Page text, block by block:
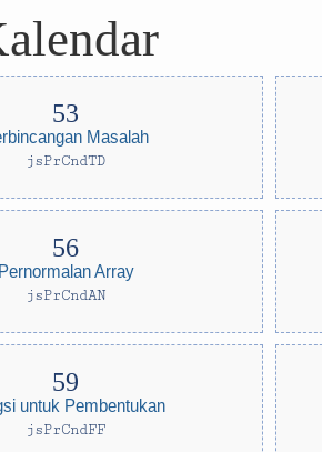
Masalah
jsPrCndTD
Pernormalan Array
jsPrCndAN
untuk Pembentukan
jsPrCndFF